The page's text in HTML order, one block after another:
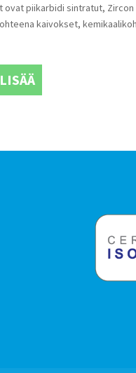
ovat piikarbidi sintratut,
kaivokset,